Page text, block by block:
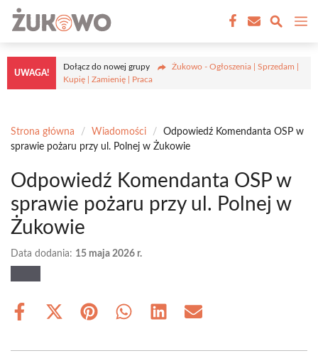
Przejdź
treści
UWAGA!
Dołącz do nowej grupy
Żukowo - Ogłoszenia | Sprzedam |
Kupię | Zamienię | Praca
Strona główna / Wiadomości /
Odpowiedź Komendanta OSP w
sprawie pożaru przy ul. Polnej w Żukowie
Odpowiedź Komendanta OSP w
sprawie pożaru przy ul. Polnej w
Żukowie
Data dodania: 15 maja 2026 r.
Share
Share
(Twitter)
Share Share Share Share